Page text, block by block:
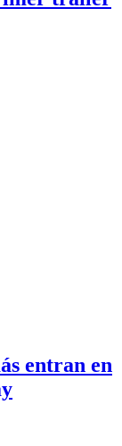
entran en